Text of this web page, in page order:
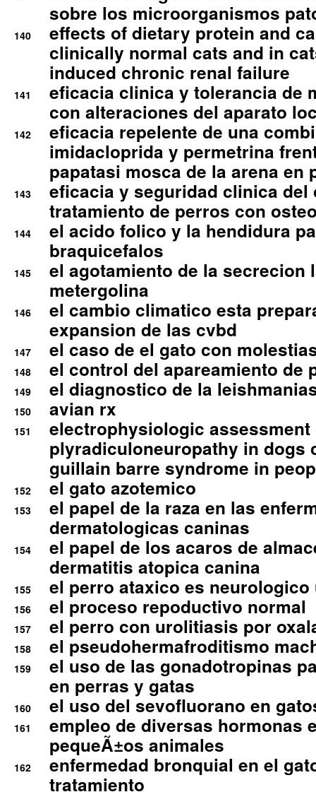
sobre los microorganismos
140
effects of dietary protein and
clinically normal cats and in
induced chronic renal failure
141
eficacia clinica y tolerancia de
con alteraciones del aparato
142
eficacia repelente de una
imidacloprida y permetrina
papatasi mosca de la arena en
143
eficacia y seguridad clinica del
tratamiento de perros con
144
el acido folico y la hendidura
braquicefalos
145
el agotamiento de la secrecion
metergolina
146
el cambio climatico esta
expansion de las cvbd
147 el caso de el gato con
148 el control del apareamiento de
149 el diagnostico de la
150 avian rx
151
electrophysiologic assessment
plyradiculoneuropathy in dogs
guillain barre syndrome in
152 el gato azotemico
153
el papel de la raza en las
dermatologicas caninas
154
el papel de los acaros de
dermatitis atopica canina
155 el perro ataxico es
156 el proceso repoductivo normal
157 el perro con urolitiasis por
158 el pseudohermafroditismo
159
el uso de las gonadotropinas
en perras y gatas
160 el uso del sevofluorano en
161
empleo de diversas hormonas
pequeÃ±os animales
162
enfermedad bronquial en el
tratamiento